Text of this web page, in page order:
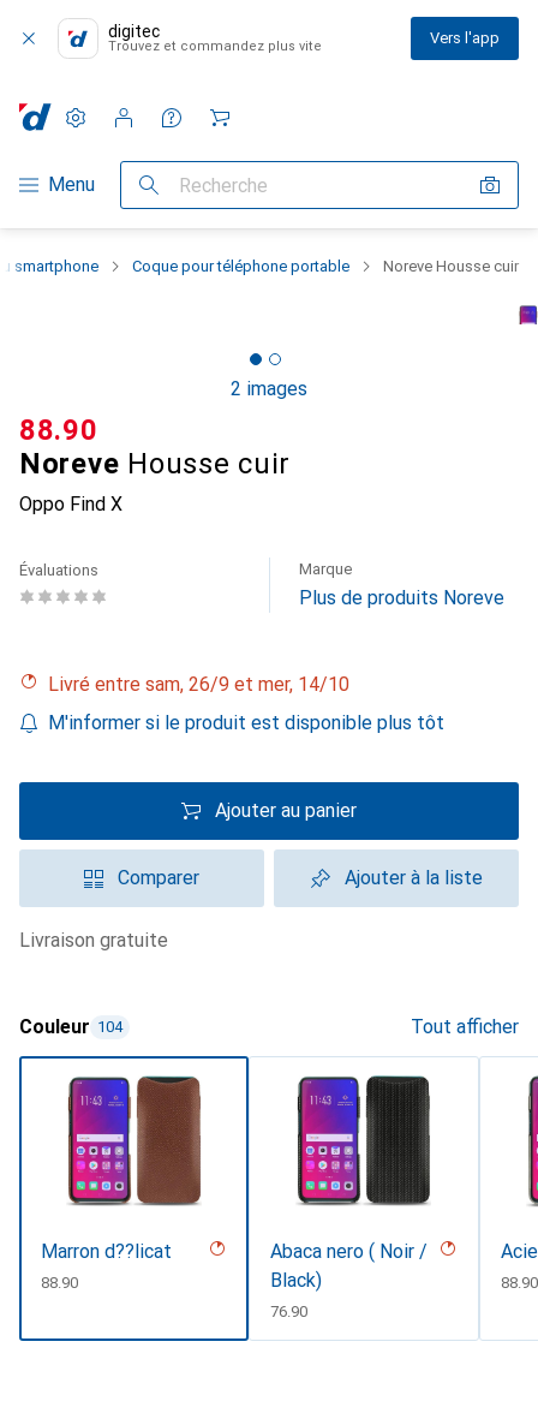
digitec
Trouvez et commandez plus vite Vers l'app
Navigation par catégorie
Menu Recherche
Paramètres
Compte client
Listes de comparaison
Listes d'envies
Panier
smartphone Coque pour téléphone portable Noreve Housse cuir
2 images
Noreve Housse cuir
Oppo Find X
CHF
88.90
Évaluations Marque
Plus de produits Noreve
Livré entre sam, 26/9 et mer, 14/10
M'informer si le produit est disponible plus tôt
Ajouter au panier
Comparer Ajouter à la liste
livraison gratuite
Couleur 104 Tout afficher
Marron d??licat
CHF
88.90
Abaca nero ( Noir /
Black)
CHF
76.90
CHF
88.90